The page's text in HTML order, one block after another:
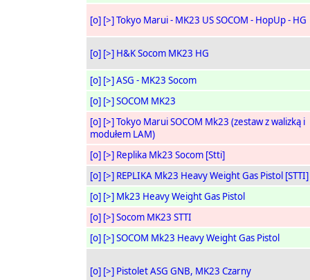
[o] [>]Tokyo Marui - MK23 US SOCOM - HopUp - HG
[o] [>] H&K Socom MK23 HG
[o] [>]ASG - MK23 Socom
[o] [>]SOCOM MK23
[o] [>]Tokyo Marui SOCOM Mk23 (zestaw z walizką i
modułem LAM)
[o] [>] Replika Mk23 Socom [Stti]
[o] [>] REPLIKA Mk23 Heavy Weight Gas Pistol [STTI]
[o] [>] Mk23 Heavy Weight Gas Pistol
[o] [>]Socom MK23 STTI
[o] [>]SOCOM Mk23 Heavy Weight Gas Pistol
[o] [>] Pistolet ASG GNB, MK23 Czarny